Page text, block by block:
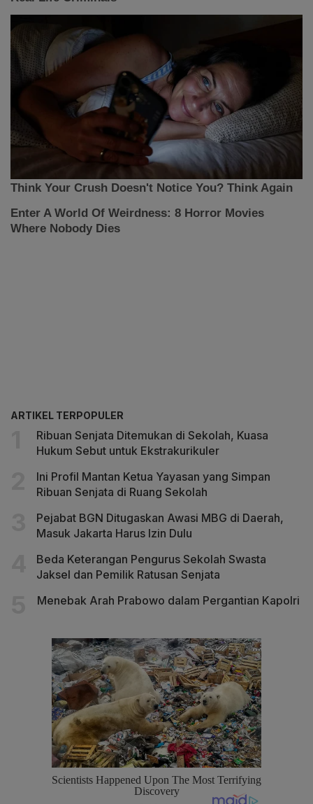
ARTIKEL TERPOPULER
Ribuan Senjata Ditemukan di Sekolah, Kuasa
Hukum Sebut untuk Ekstrakurikuler
Ini Profil Mantan Ketua Yayasan yang Simpan
Ribuan Senjata di Ruang Sekolah
Pejabat BGN Ditugaskan Awasi MBG di Daerah,
Masuk Jakarta Harus Izin Dulu
Beda Keterangan Pengurus Sekolah Swasta
Jaksel dan Pemilik Ratusan Senjata
Menebak Arah Prabowo dalam Pergantian Kapolri